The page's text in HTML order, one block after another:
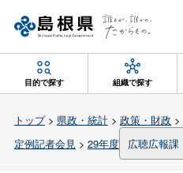
目的で探す 組織で探す
トップ> 県政・統計> 政策・財政 >
定例記者会見> 29年度 広聴広報課